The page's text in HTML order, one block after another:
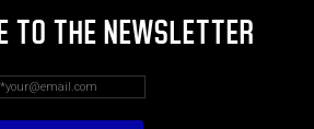
TO THE NEWSLETTER